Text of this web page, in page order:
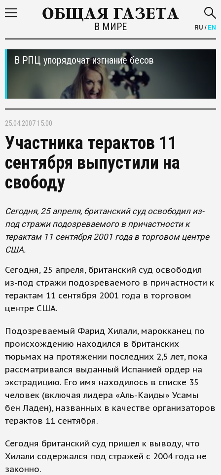
В МИРЕ RU /EN
В РПЦ упорядочат изгнание бесов
25.04.2007 15:00
Участника терактов 11
сентября выпустили на
свободу
Сегодня, 25 апреля, британский суд освободил из-
под стражи подозреваемого в причастности к
терактам 11 сентября 2001 года в торговом центре
США.
Сегодня, 25 апреля, британский суд освободил
из-под стражи подозреваемого в причастности к
терактам 11 сентября 2001 года в торговом
центре США.
Подозреваемый Фарид Хилали, марокканец по
происхождению находился в британских
тюрьмах на протяжении последних 2,5 лет, пока
рассматривался выданный Испанией ордер на
экстрадицию. Его имя находилось в списке 35
человек (включая лидера «Аль-Каиды» Усамы
бен Ладен), названных в качестве организаторов
терактов 11 сентября.
Сегодня британский суд пришел к выводу, что
Хилали содержался под стражей с 2004 года не
законно.